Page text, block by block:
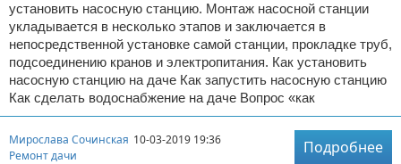
установить насосную станцию. Монтаж насосной станции
укладывается в несколько этапов и заключается в
непосредственной установке самой станции, прокладке труб,
подсоединению кранов и электропитания. Как установить
насосную станцию на даче Как запустить насосную станцию
Как сделать водоснабжение на даче Вопрос «как
Мирослава Сочинская 10-03-2019 19:36
Ремонт дачи
Подробнее